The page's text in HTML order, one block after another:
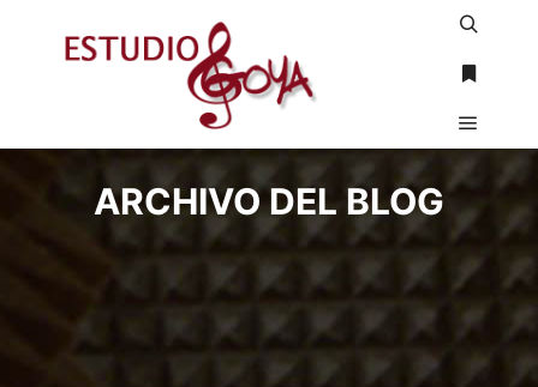
Menú
ARCHIVO DEL BLOG